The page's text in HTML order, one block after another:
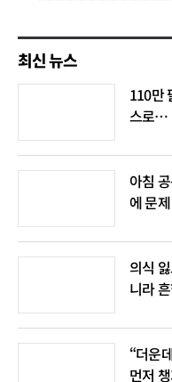
최신 뉴스
110만
스로…
아침
에 문
의식
니라
“더운
먼저